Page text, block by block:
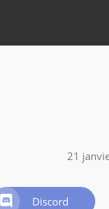
21
Discord